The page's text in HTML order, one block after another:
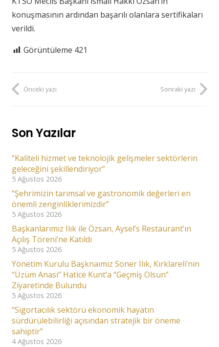
konuşmasının ardından başarılı olanlara sertifikaları
verildi.
Görüntüleme 421
Önceki yazı Sonraki yazı
Son Yazılar
“Kaliteli hizmet ve teknolojik gelişmeler sektörlerin
geleceğini şekillendiriyor”
5 Ağustos 2026
“Şehrimizin tarımsal ve gastronomik değerleri en
önemli zenginliklerimizdir”
5 Ağustos 2026
Başkanlarımız Ilık ile Özsan, Aysel’s Restaurant’ın
Açılış Töreni’ne Katıldı
5 Ağustos 2026
Yönetim Kurulu Başknaımız Soner Ilık, Kırklareli’nin
“Üzüm Anası” Hatice Kunt’a “Geçmiş Olsun”
Ziyaretinde Bulundu
5 Ağustos 2026
“Sigortacılık sektörü ekonomik hayatın
sürdürülebilirliği açısından stratejik bir öneme
sahiptir”
4 Ağustos 2026